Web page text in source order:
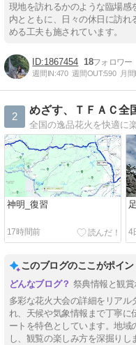
現地を訪れるかのような臨場感
内とともに、日々の休日に訪
める工夫も施されています。
1867454 18
週間IN:470 週間OUT:590 月
2
めざす、ＴＦＡＣ全
神明_復習
17時間前 4
このブログのここがポイン
祭典情報と観
多彩な花火大会の詳細をリア
れ、天候や気象情報まで丁寧に
ートを特色としています。地域
し、観覧の楽しみ方を深掘りし